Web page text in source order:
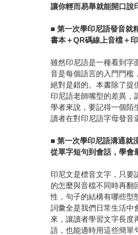
讓你輕而易舉就能開口說
■第一次學印尼語發音就
書本＋QR碼線上音檔＋
雖然印尼語是一種看到字
音是每個語言的入門門檻
絕對是錯的。本書除了提
印尼語老師嘴型的差異，
學者來說，要記得一個陌
讀者在對印尼語字母發音
■第一次學印尼語溝通就
從單字短句到會話，學會
印尼文是標音文字，只要
的怎麼與音檔不同時再翻
性，句子的結構有哪些型
詞彙全是我們日常生活中
來，讓讀者學習文字長度
語，也能適時用這些簡單